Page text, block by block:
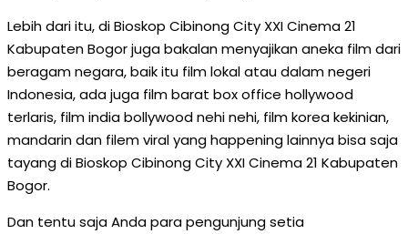
Lebih dari itu, di Bioskop Cibinong City XXI Cinema 21
Kabupaten Bogor juga bakalan menyajikan aneka film dari
beragam negara, baik itu film lokal atau dalam negeri
Indonesia, ada juga film barat box office hollywood
terlaris, film india bollywood nehi nehi, film korea kekinian,
mandarin dan filem viral yang happening lainnya bisa saja
tayang di Bioskop Cibinong City XXI Cinema 21 Kabupaten
Bogor.
Dan tentu saja Anda para pengunjung setia